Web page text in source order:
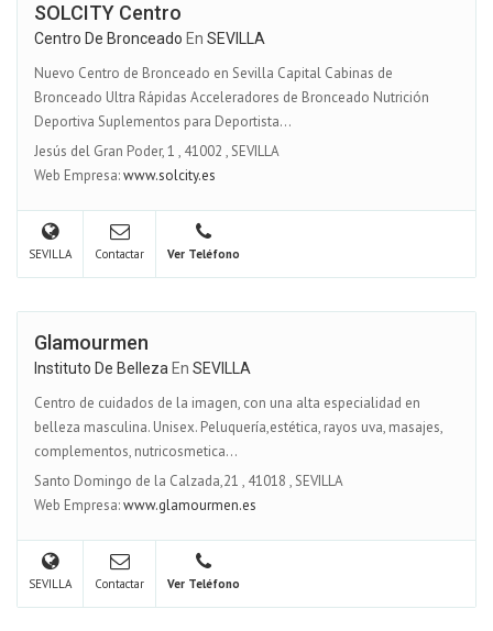
SOLCITY Centro
Centro De Bronceado En SEVILLA
Nuevo Centro de Bronceado en Sevilla Capital Cabinas de
Bronceado Ultra Rápidas Acceleradores de Bronceado Nutrición
Deportiva Suplementos para Deportista...
Jesús del Gran Poder, 1 , 41002 ,SEVILLA
Web Empresa:www.solcity.es
SEVILLA Contactar Ver Teléfono
Glamourmen
Instituto De Belleza En SEVILLA
Centro de cuidados de la imagen, con una alta especialidad en
belleza masculina. Unisex. Peluquería,estética, rayos uva, masajes,
complementos, nutricosmetica...
Santo Domingo de la Calzada,21 , 41018 ,SEVILLA
Web Empresa:www.glamourmen.es
SEVILLA Contactar Ver Teléfono